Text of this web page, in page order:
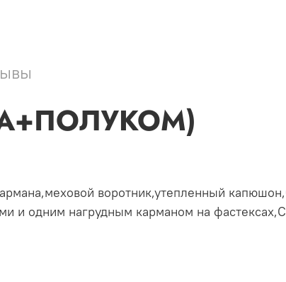
воротник,утепленный
и одним нагрудным карманом на